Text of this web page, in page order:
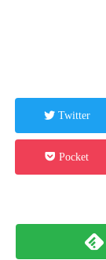
Twitter
Pocket